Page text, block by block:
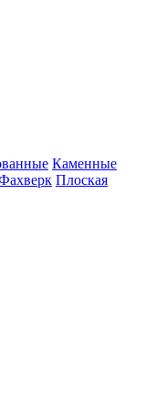
Каменные
Плоская